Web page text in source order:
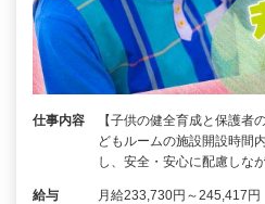
仕事内容
【子供の健全育成と保護者
どもルームの施設開設時間
し、安全・安心に配慮しな
給与 月給233,730円～245,417円